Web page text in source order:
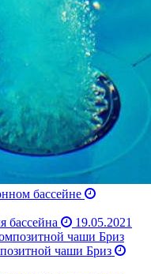
бассейне
бассейна
19.05.2021
чаши Бриз